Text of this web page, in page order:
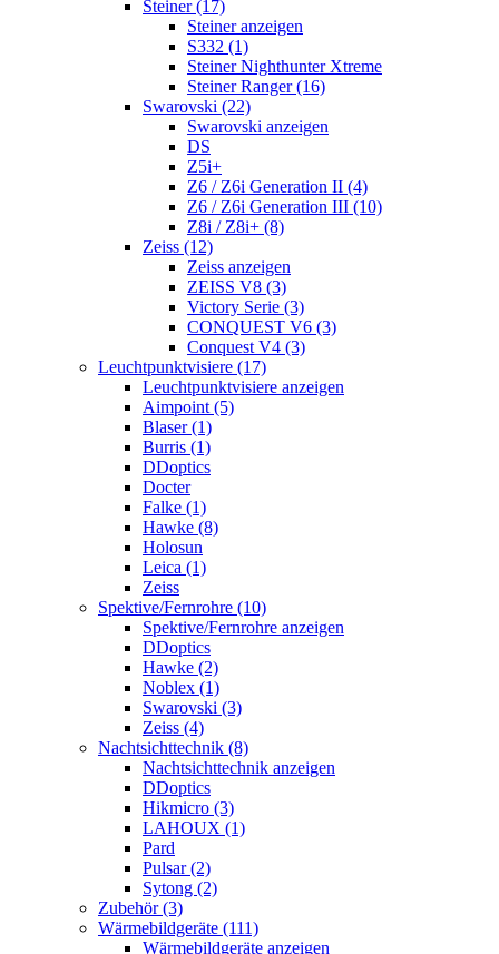
Steiner (17)
Steiner anzeigen
S332 (1)
Steiner Nighthunter Xtreme
Steiner Ranger (16)
Swarovski (22)
Swarovski anzeigen
DS
Z5i+
Z6 / Z6i Generation II (4)
Z6 / Z6i Generation III (10)
Z8i / Z8i+ (8)
Zeiss (12)
Zeiss anzeigen
ZEISS V8 (3)
Victory Serie (3)
CONQUEST V6 (3)
Conquest V4 (3)
Leuchtpunktvisiere (17)
Leuchtpunktvisiere anzeigen
Aimpoint (5)
Blaser (1)
Burris (1)
DDoptics
Docter
Falke (1)
Hawke (8)
Holosun
Leica (1)
Zeiss
Spektive/Fernrohre (10)
Spektive/Fernrohre anzeigen
DDoptics
Hawke (2)
Noblex (1)
Swarovski (3)
Zeiss (4)
Nachtsichttechnik (8)
Nachtsichttechnik anzeigen
DDoptics
Hikmicro (3)
LAHOUX (1)
Pard
Pulsar (2)
Sytong (2)
Zubehör (3)
Wärmebildgeräte (111)
Wärmebildgeräte anzeigen